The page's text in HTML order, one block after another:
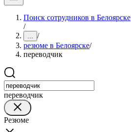
Поиск сотрудников в Белоярске
/
... /
резюме в Белоярске/
переводчик
переводчик
Резюме